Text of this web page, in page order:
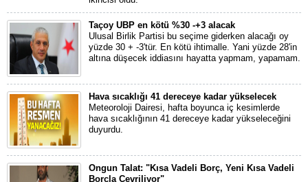
Taçoy UBP en kötü %30 -+3 alacak
Ulusal Birlik Partisi bu seçime giderken alacağı oy
yüzde 30 + -3'tür. En kötü ihtimalle. Yani yüzde 28'in
altına düşecek iddiasını hayatta yapmam, yapamam.
Hava sıcaklığı 41 dereceye kadar yükselecek
Meteoroloji Dairesi, hafta boyunca iç kesimlerde
hava sıcaklığının 41 dereceye kadar yükseleceğini
duyurdu.
Ongun Talat: "Kısa Vadeli Borç, Yeni Kısa Vadeli
Borçla Çevriliyor"